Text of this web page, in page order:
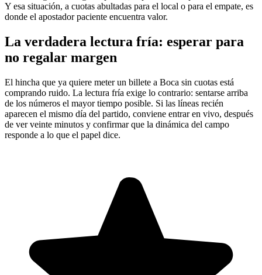
Y esa situación, a cuotas abultadas para el local o para el empate, es
donde el apostador paciente encuentra valor.
La verdadera lectura fría: esperar para
no regalar margen
El hincha que ya quiere meter un billete a Boca sin cuotas está
comprando ruido. La lectura fría exige lo contrario: sentarse arriba
de los números el mayor tiempo posible. Si las líneas recién
aparecen el mismo día del partido, conviene entrar en vivo, después
de ver veinte minutos y confirmar que la dinámica del campo
responde a lo que el papel dice.